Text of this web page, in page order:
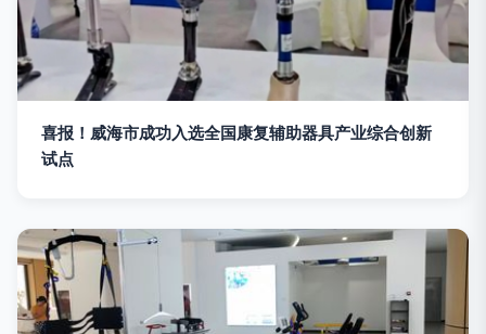
喜报！威海市成功入选全国康复辅助器具产业综合创新
试点